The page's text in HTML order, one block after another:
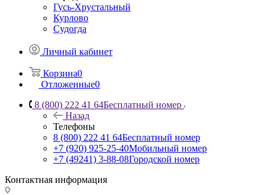
Гусь-Хрустальный
Курлово
Судогда
Личный кабинет
Корзина0
Отложенные0
8 (800) 222 41 64Бесплатный номер
Назад
Телефоны
8 (800) 222 41 64Бесплатный номер
+7 (920) 925-25-40Мобильный номер
+7 (49241) 3-88-08Городской номер
Контактная информация